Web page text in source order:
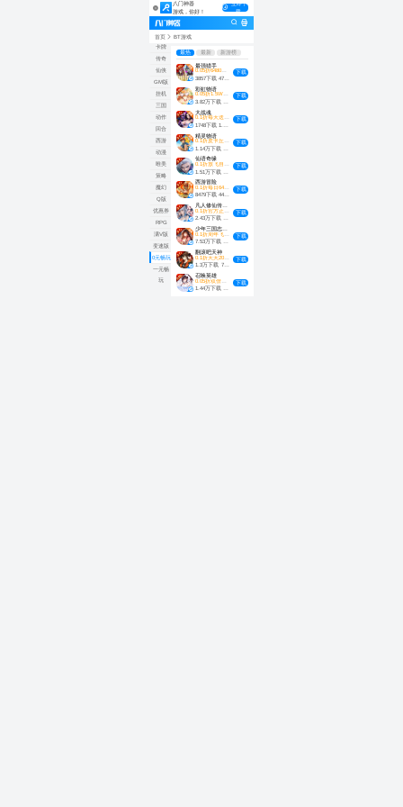
八门神器
游戏，你好！
立即下
载
首页 BT游戏
全部
卡牌
传奇
仙侠
GM版
挂机
三国
动作
回合
西游
动漫
唯美
策略
魔幻
Q版
优惠券
RPG
满V版
变速版
0元畅玩
一元畅
玩
最热 最新 新游榜
最强猎手
0.05折6480双倍代金
3857下载475 MB
下载
彩虹物语
0.05折1.5W免费版
0元畅玩
216 MB
下载
大战魂
0.1折每天送2000
0元畅玩
1748下载1.2 GB
下载
精灵物语
0.1折皮卡丘送1296
0元畅玩
825 MB
下载
仙语奇缘
0元畅玩
988 MB
下载
西游冒险
8479下载449 MB
下载
凡人修仙传：星海飞驰
2.43万下载4.50 MB
下载
7.53万下载838 MB
下载
翻滚吧天神
1.3万下载 7.50 MB
下载
召唤英雄
下载